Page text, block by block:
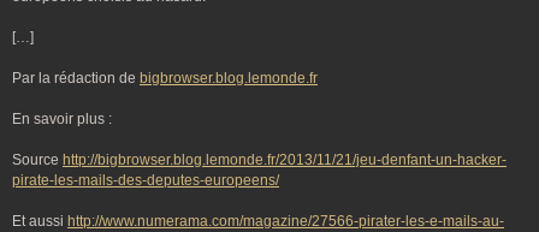
[…]
Par la rédaction de bigbrowser.blog.lemonde.fr
En savoir plus :
Source http://bigbrowser.blog.lemonde.fr/2013/11/21/jeu-denfant-un-hacker-
pirate-les-mails-des-deputes-europeens/
Et aussi http://www.numerama.com/magazine/27566-pirater-les-e-mails-au-